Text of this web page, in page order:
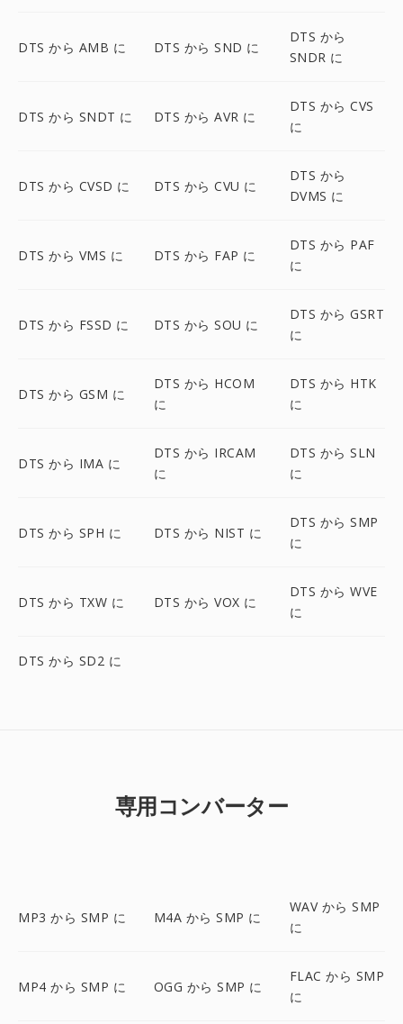
DTS から AMB に DTS から SND に
DTS から
SNDR に
DTS から SNDT に DTS から AVR に
DTS から CVS
に
DTS から CVSD に DTS から CVU に
DTS から
DVMS に
DTS から VMS に DTS から FAP に
DTS から PAF
に
DTS から FSSD に DTS から SOU に
DTS から GSRT
に
DTS から GSM に
DTS から HCOM
に
DTS から HTK
に
DTS から IMA に
DTS から IRCAM
に
DTS から SLN
に
DTS から SPH に DTS から NIST に
DTS から SMP
に
DTS から TXW に DTS から VOX に
DTS から WVE
に
DTS から SD2 に
専用コンバーター
MP3 から SMP に M4A から SMP に
WAV から SMP
に
MP4 から SMP に OGG から SMP に
FLAC から SMP
に